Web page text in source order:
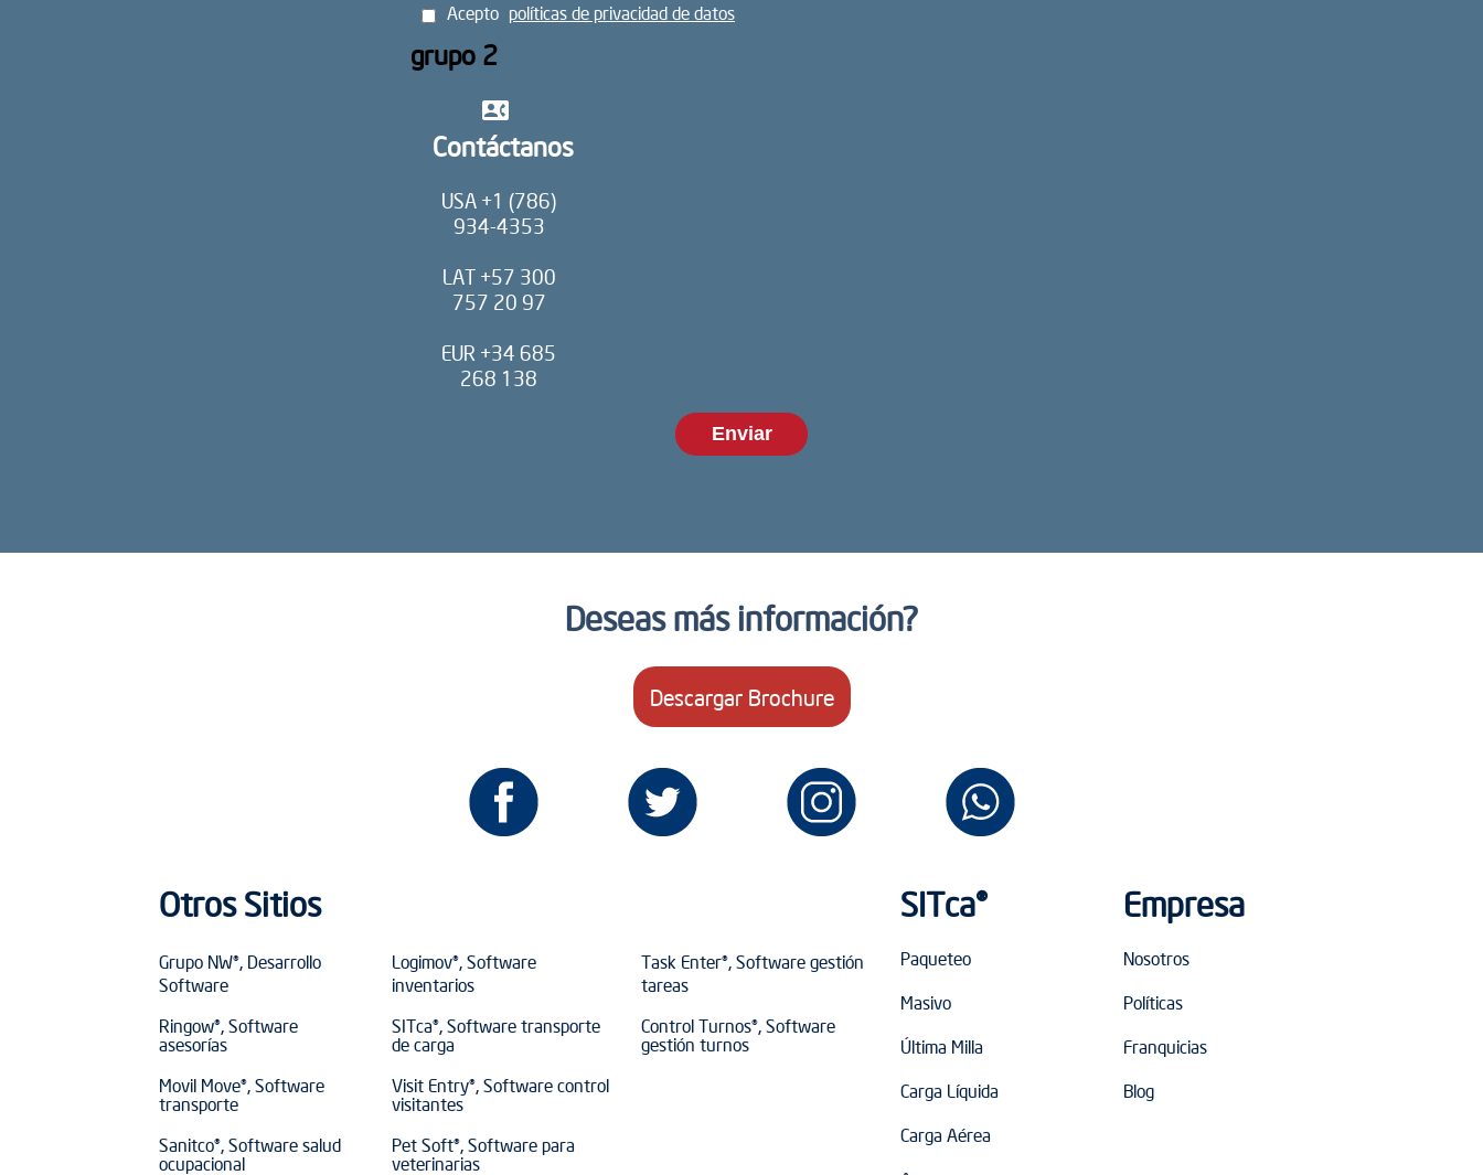
Acepto políticas de privacidad de datos
grupo 2
contact_phone
Contáctanos
USA +1 (786)
934-4353
LAT +57 300
757 20 97
EUR +34 685
268 138
Deseas más información?
Descargar Brochure
Otros Sitios
Grupo NW®, Desarrollo
Software
Ringow®, Software
asesorías
Movil Move®, Software
transporte
Sanitco®, Software salud
ocupacional
Logimov®, Software
inventarios
SITca®, Software transporte
de carga
Visit Entry®, Software control
visitantes
Pet Soft®, Software para
veterinarias
Task Enter®, Software gestión
tareas
Control Turnos®, Software
gestión turnos
SITca®
Paqueteo
Masivo
Última Milla
Carga Líquida
Carga Aérea
Empresa
Nosotros
Políticas
Franquicias
Blog